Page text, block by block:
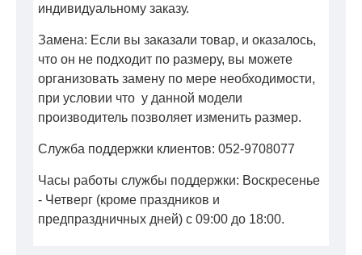
индивидуальному заказу.
Замена: Если вы заказали товар, и оказалось,
что он не подходит по размеру, вы можете
организовать замену по мере необходимости,
при условии что у данной модели
производитель позволяет изменить размер.
Служба поддержки клиентов: 052-9708077
Часы работы службы поддержки: Воскресенье
- Четверг (кроме праздников и
предпраздничных дней) с 09:00 до 18:00.